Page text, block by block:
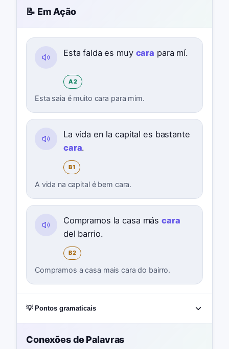
📝 Em Ação
Esta falda es muy cara para mí.
A2
Esta saia é muito cara para mim.
La vida en la capital es bastante
cara.
B1
A vida na capital é bem cara.
Compramos la casa máscara
del barrio.
B2
Compramos a casa mais cara do bairro.
💡 Pontos gramaticais
Conexões de Palavras